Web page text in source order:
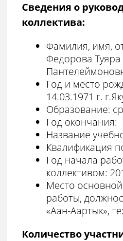
Сведения о
коллектива:
Фамилия, имя,
Федорова Туяра
Год и место
14.03.1971 г.
Образование:
Год окончания:
Название
Квалификация
Год начала
коллективом:
Место
работы,
«Аан-Аартык»,
Количество